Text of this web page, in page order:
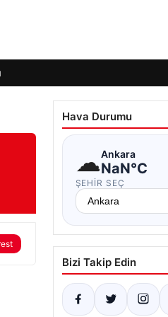
Hava Durumu
☁Ankara
NaN°C
ŞEHIR SEÇ
Bizi Takip Edin